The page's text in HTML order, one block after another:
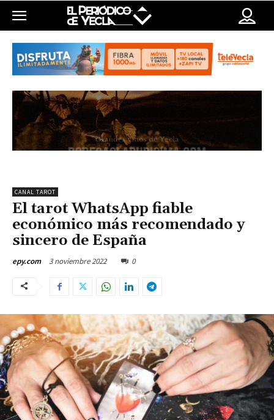
CANAL TAROT
El tarot WhatsApp fiable
económico más recomendado y
sincero de España
epy.com 3 noviembre 2022 0